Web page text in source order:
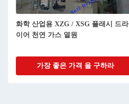
화학 산업용 XZG / XSG 플래시 드라
이어 천연 가스 열원
가장 좋은 가격 을 구하라